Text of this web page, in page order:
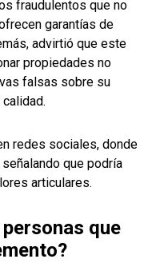
fraudulentos que no
garantías de
advirtió que este
propiedades no
falsas sobre su
redes sociales, donde
que podría
articulares.
que